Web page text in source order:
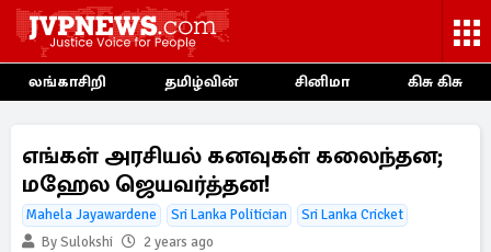
லங்காசிறி தமிழ்வின் சினிமா கிசு கிசு
எங்கள் அரசியல் கனவுகள் கலைந்தன;
மஹேல ஜெயவர்த்தன!
Mahela Jayawardene Sri Lanka Politician
Sri Lanka Cricket
By Sulokshi
2 years ago